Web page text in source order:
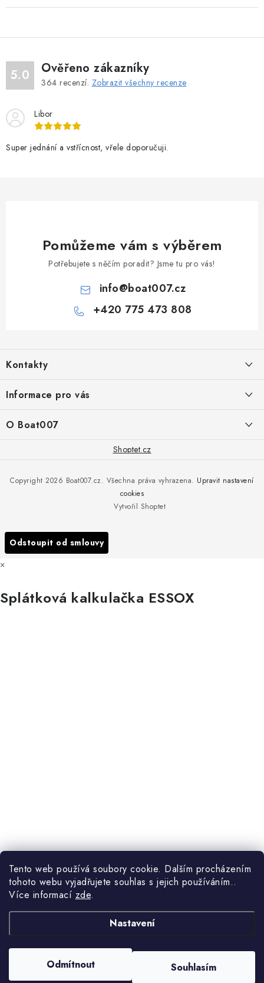
Tento web používá soubory cookie. Dalším procházením
tohoto webu vyjadřujete souhlas s jejich používáním..
Více informací zde.
Nastavení
Odmítnout Souhlasím
5.0 Ověřeno zákazníky
364 recenzí. Zobrazit všechny recenze
Libor
Super jednání a vstřícnost, vřele doporučuji.
Pomůžeme vám s výběrem
Potřebujete s něčím poradit? Jsme tu pro vás!
info@boat007.cz
+420 775 473 808
p
a
Kontakty
+420 775 473 808
PŘÍJEM/VÝDEJ/SERVIS zakázek
Informace pro vás
Obchodní podmínky
Podmínky ochrany osobních údajů
O Boat007
Všechny značky
Shoptet.cz
Vytvořil Shoptet
Copyright 2026 Boat007.cz. Všechna práva vyhrazena. Upravit nastavení
cookies
Odstoupit od smlouvy
×
Splátková kalkulačka ESSOX